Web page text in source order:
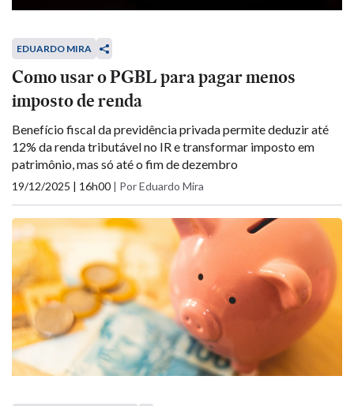
EDUARDO MIRA
Como usar o PGBL para pagar menos
imposto de renda
Benefício fiscal da previdência privada permite deduzir até
12% da renda tributável no IR e transformar imposto em
patrimônio, mas só até o fim de dezembro
19/12/2025 | 16h00 | Por Eduardo Mira